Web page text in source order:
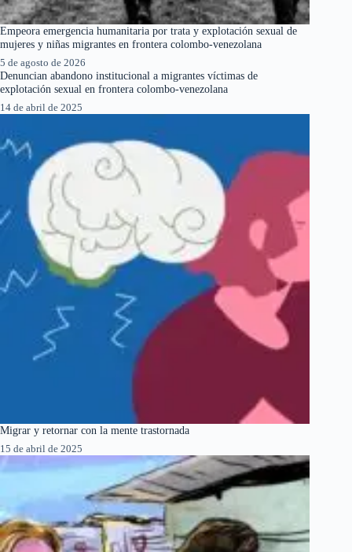
Empeora emergencia humanitaria por trata y explotación sexual de
mujeres y niñas migrantes en frontera colombo-venezolana
5 de agosto de 2026
Denuncian abandono institucional a migrantes víctimas de
explotación sexual en frontera colombo-venezolana
14 de abril de 2025
Migrar y retornar con la mente trastornada
15 de abril de 2025